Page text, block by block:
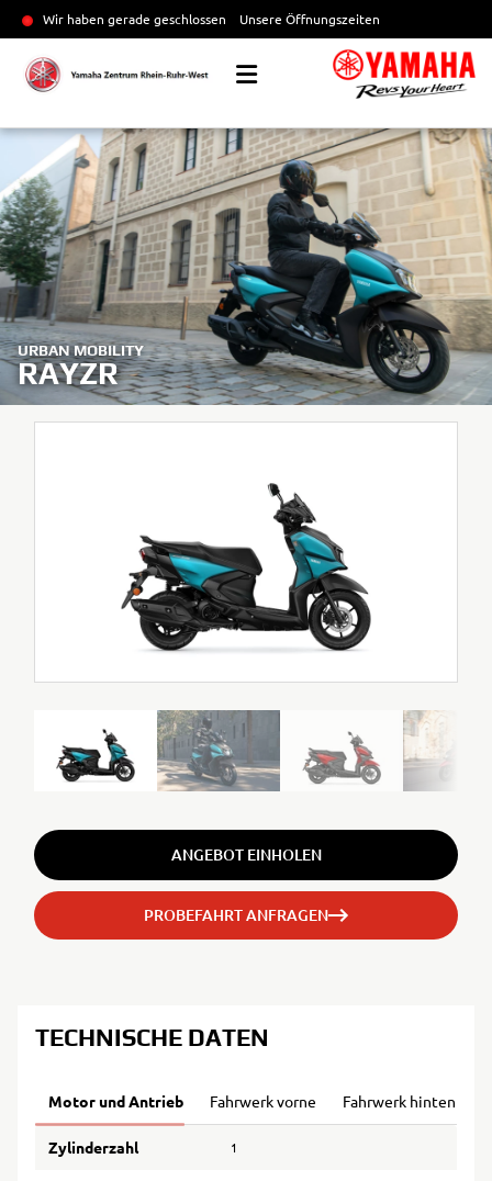
Wir haben gerade geschlossen Unsere Öffnungszeiten
URBAN MOBILITY
RAYZR
ANGEBOT EINHOLEN
PROBEFAHRT ANFRAGEN
TECHNISCHE DATEN
Motor und Antrieb Fahrwerk vorne Fahrwerk hinten
Zylinderzahl 1